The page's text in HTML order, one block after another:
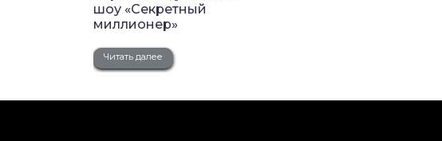
шоу «Секретный
миллионер»
Читать далее